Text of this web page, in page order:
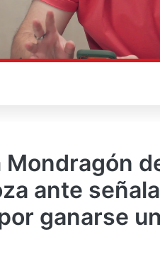
Mondragón
ante
ganarse